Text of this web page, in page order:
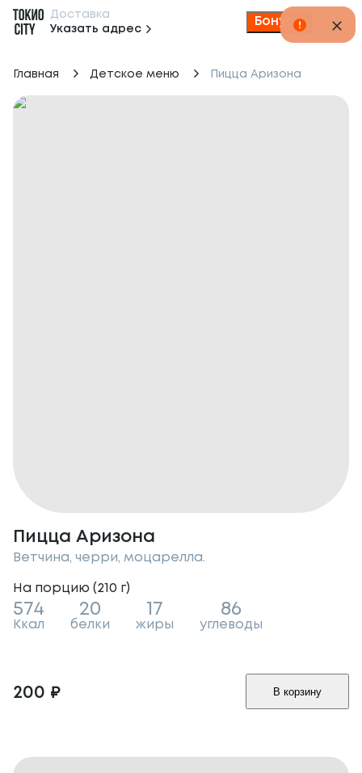
Доставка
Указать адрес
Бонусы
Главная Детское меню Пицца Аризона
Пицца Аризона
Ветчина, черри, моцарелла.
На порцию (210 г)
574
Ккал
20
белки
17
жиры
86
углеводы
200 ₽ В корзину